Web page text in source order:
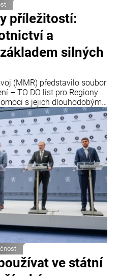
příležitostí:
a
silných
(MMR) představilo soubor
– TO DO list pro Regiony
s jejich dlouhodobými
problémy. Pracovní
tematických oblastí resort
podoby jako Plán pro
ve státní